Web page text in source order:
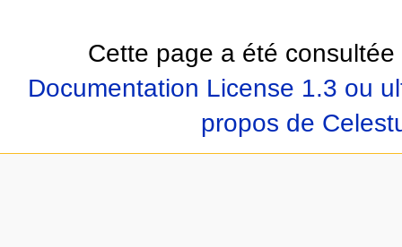
Cette page a été
Documentation License 1.3 ou
propos de